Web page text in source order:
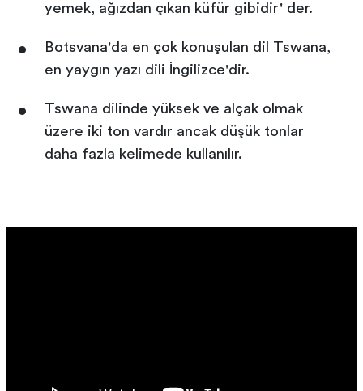
yemek, ağızdan çıkan küfür gibidir' der.
Botsvana'da en çok konuşulan dil Tswana,
en yaygın yazı dili İngilizce'dir.
Tswana dilinde yüksek ve alçak olmak
üzere iki ton vardır ancak düşük tonlar
daha fazla kelimede kullanılır.